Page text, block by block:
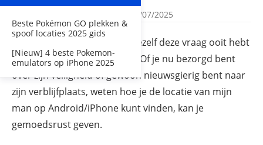
| Bijgewerkt: 22/07/2025
Beste Pokémon GO plekken &
spoof locaties 2025 gids
[Nieuw] 4 beste Pokemon-
emulators op iPhone 2025
Waar is mijn man nu?
Als je jezelf deze vraag ooit hebt
gesteld, ben je niet de enige. Of je nu bezorgd bent
over zijn veiligheid of gewoon nieuwsgierig bent naar
zijn verblijfplaats, weten hoe je de locatie van mijn
man op Android/iPhone kunt vinden, kan je
gemoedsrust geven.